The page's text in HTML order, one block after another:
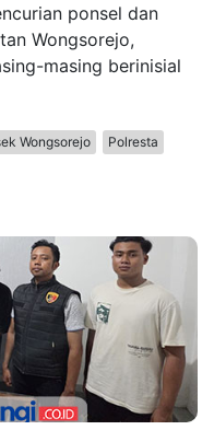
ponsel dan
Wongsorejo,
masing berinisial
Wongsorejo
Polresta